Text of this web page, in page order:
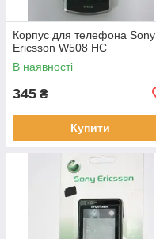
Корпус для телефона Sony
Ericsson W508 HC
В наявності
345 ₴
Купити